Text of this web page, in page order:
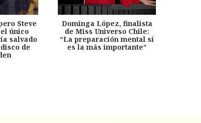
Steve
único
salvado
de
Dominga López, finalista
de Miss Universo Chile:
“La preparación mental sí
es la más importante”